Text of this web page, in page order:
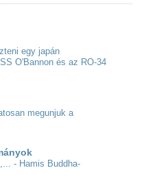
egy japán
O'Bannon és az RO-34
megunjuk a
- Hamis Buddha-